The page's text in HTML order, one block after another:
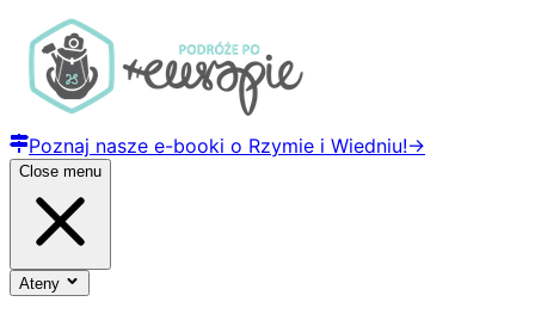
Poznaj nasze e-booki o Rzymie i Wiedniu!→
Close menu
Ateny